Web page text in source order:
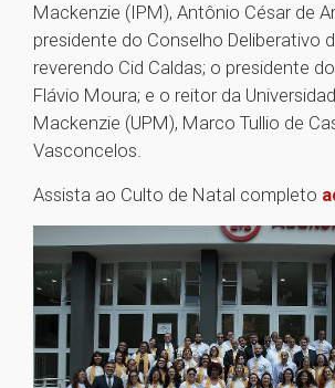
Mackenzie (IPM), Antônio César de
presidente do Conselho Deliberativo
reverendo Cid Caldas; o presidente
Flávio Moura; e o reitor da
Mackenzie (UPM), Marco Tullio de
Vasconcelos.
Assista ao Culto de Natal completo